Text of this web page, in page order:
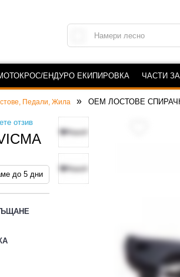
ЕНДУРО ЕКИПИРОВКА ЧАСТИ
Педали, Жила OEM ЛОСТОВЕ
отзив
до 5 дни